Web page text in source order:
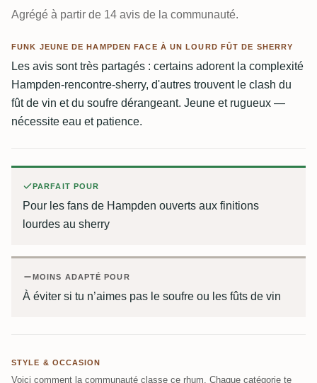
Agrégé à partir de 14 avis de la communauté.
FUNK JEUNE DE HAMPDEN FACE À UN LOURD FÛT DE SHERRY
Les avis sont très partagés : certains adorent la complexité
Hampden-rencontre-sherry, d'autres trouvent le clash du
fût de vin et du soufre dérangeant. Jeune et rugueux —
nécessite eau et patience.
PARFAIT POUR
Pour les fans de Hampden ouverts aux finitions
lourdes au sherry
MOINS ADAPTÉ POUR
À éviter si tu n’aimes pas le soufre ou les fûts de vin
STYLE & OCCASION
Voici comment la communauté classe ce rhum. Chaque catégorie te